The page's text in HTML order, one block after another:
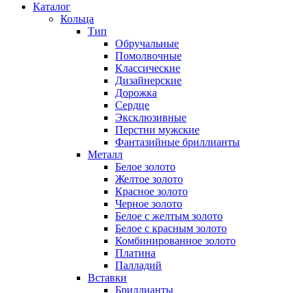
Каталог
Кольца
Тип
Обручальные
Помолвочные
Классические
Дизайнерские
Дорожка
Сердце
Эксклюзивные
Перстни мужские
Фантазийные бриллианты
Металл
Белое золото
Желтое золото
Красное золото
Черное золото
Белое с желтым золото
Белое с красным золото
Комбинированное золото
Платина
Палладий
Вставки
Бриллианты